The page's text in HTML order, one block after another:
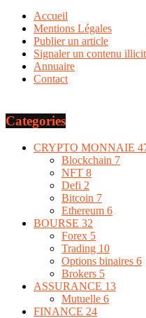
Accueil
Mentions Légales
Publier un article
Signaler un contenu
Annuaire
Contact
Categories
CRYPTO MONNAIE
Blockchain 7
NFT 8
Defi 2
Bitcoin 7
Ethereum 6
BOURSE 32
Forex 5
Trading 10
Options binaires 6
Brokers 5
ASSURANCE 13
Mutuelle 6
FINANCE 24